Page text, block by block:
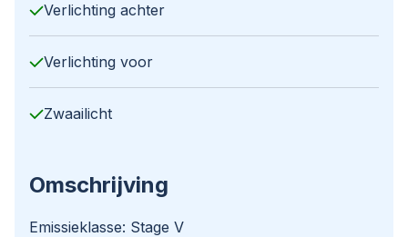
Verlichting achter
Verlichting voor
Zwaailicht
Omschrijving
Emissieklasse: Stage V